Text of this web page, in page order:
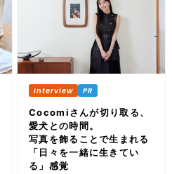
Cocomiさんが切り取る、
愛犬との時間。
写真を飾ることで生まれる
「日々を一緒に生きてい
る」感覚